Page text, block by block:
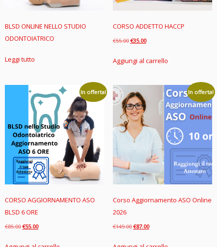
BLSD ONLINE NELLO STUDIO
ODONTOIATRICO
Leggi tutto
CORSO ADDETTO HACCP
€55.00 Il
originale
€35.00Il
attuale
Aggiungi al carrello
In offerta!
CORSO AGGIORNAMENTO ASO
BLSD 6 ORE
€85.00 Il
€55.00Il
In offerta!
Corso Aggiornamento ASO Online
2026
€149.00 Il
€87.00Il